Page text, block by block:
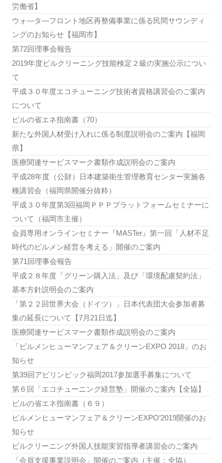
労働省】
ウォ―タ―フロント地区再整備事業に係る民間サウンディ
ングのお知らせ【福岡市】
第72回理事会報告
2019年度ビルクリーニング技能検定２級の実施公示につい
て
平成３０年度エコチューニング技術者資格講習会のご案内
について
ビルの省エネ指南書（70）
新たな外国人材受け入れに係る制度説明会のご案内【福岡
県】
医療関連サービスマーク書類作成説明会のご案内
平成28年度（公財）日本建築衛生管理教育センター実施各
種講習会（福岡県開催分抜粋）
平成３０年度第3回福岡ＰＰＰプラットフォームセミナーに
ついて（福岡市主催）
会員専用オンラインセミナー『MASTer』第一回「人材不足
時代のビルメン経営を考える」開催のご案内
第71回理事会報告
平成２８年度「グリーン購入法」及び「環境配慮契約法」
基本方針説明会のご案内
「第２２回世界大会（ドイツ）」日本代表団大会参加者募
集の延長について【7月21日迄】
医療関連サービスマーク書類作成説明会のご案内
「ビルメンヒューマンフェア＆クリーンEXPO 2018」のお
知らせ
第39回アビリンピック福岡2017参加選手募集について
第６回「エコチューニング経営塾」開催のご案内【全協】
ビルの省エネ指南書（６９）
ビルメンヒューマンフェア＆クリーンEXPO’2019開催のお
知らせ
ビルクリーニング外国人技能実習指導者講習会のご案内
「会員支援事業説明会」開催のご案内（主催：全協）